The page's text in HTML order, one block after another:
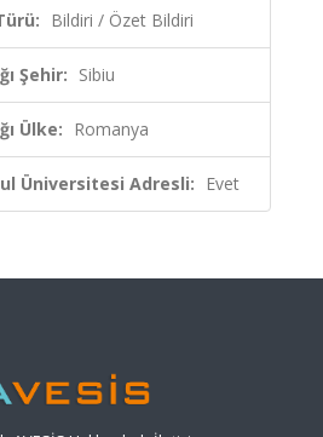
Bildiri / Özet Bildiri
Şehir: Sibiu
Ülke: Romanya
Üniversitesi Adresli: Evet